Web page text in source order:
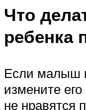
Что
ребенка
Если малыш
измените
не нравятся